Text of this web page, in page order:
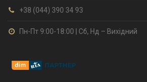
+38 (044) 390 34 93
Пн-Пт 9:00-18:00 | Сб, Нд – Вихідний